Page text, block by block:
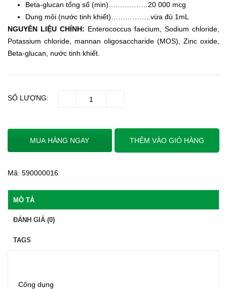
Beta-glucan tổng số (min)…..…………20 000 mcg
Dung môi (nước tinh khiết)……………..vừa đủ 1mL
NGUYÊN LIỆU CHÍNH: Enterococcus faecium, Sodium chloride,
Potassium chloride, mannan oligosaccharide (MOS), Zinc oxide,
Beta-glucan, nước tinh khiết.
SỐ LƯỢNG:
MUA HÀNG NGAY THÊM VÀO GIỎ HÀNG
Mã: 590000016
MÔ TẢ
ĐÁNH GIÁ (0)
TAGS
Công dụng